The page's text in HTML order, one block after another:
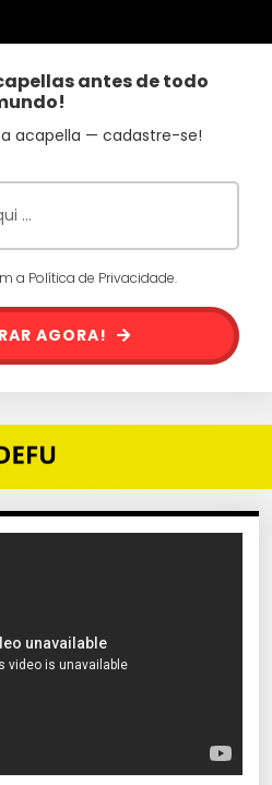
antes de todo
acapella — cadastre-se!
a Política de Privacidade.
AGORA!